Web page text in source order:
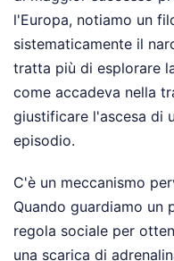
l'Europa, notiamo un
sistematicamente il
tratta più di esplorare
come accadeva nella
giustificare l'ascesa di
episodio.
C'è un meccanismo
Quando guardiamo un
regola sociale per
una scarica di